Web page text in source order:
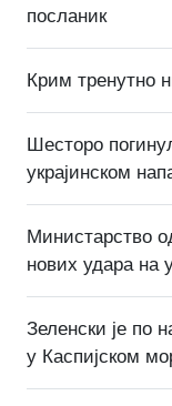
посланик
Крим тренутно
Шесторо
украјинском
Министарство
нових удара на
Зеленски је по
у Каспијском